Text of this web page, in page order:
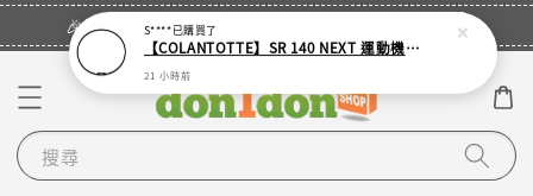
🎉登入會員・領取您的專屬折扣券！
搜尋
S****已購買了
【COLANTOTTE】SR 140 NEXT 運動機能磁石項圈
21 小時前